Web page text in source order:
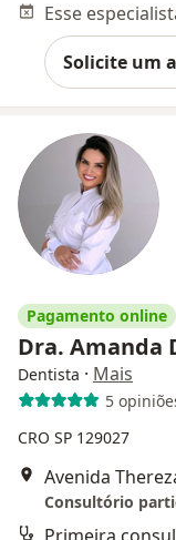
Solicite um
Pagamento online
Dra. Amanda
Dentista · Mais
5
CRO SP 129027
Consultório